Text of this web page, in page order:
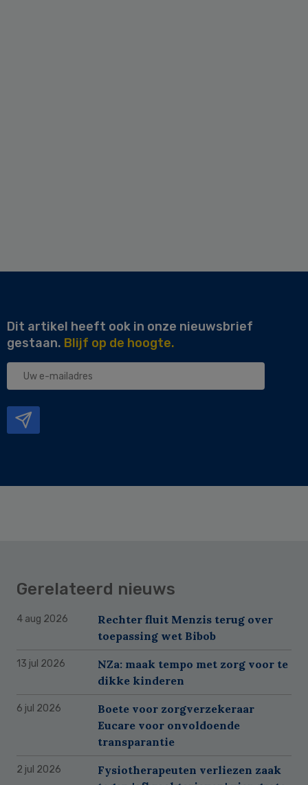
Dit artikel heeft ook in onze nieuwsbrief
gestaan. Blijf op de hoogte.
Uw
Gerelateerd nieuws
4 aug 2026
Rechter fluit Menzis terug over
toepassing wet Bibob
13 jul 2026
NZa: maak tempo met zorg voor te
dikke kinderen
6 jul 2026
Boete voor zorgverzekeraar
Eucare voor onvoldoende
transparantie
2 jul 2026
Fysiotherapeuten verliezen zaak